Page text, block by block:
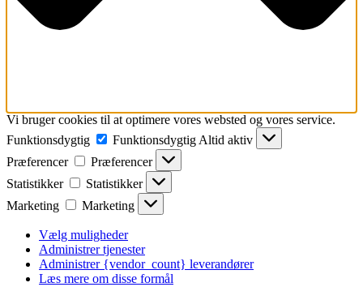
Vi bruger cookies til at optimere vores websted og vores service.
Funktionsdygtig
Funktionsdygtig Altid aktiv
Præferencer
Præferencer
Statistikker
Statistikker
Marketing
Marketing
Vælg muligheder
Administrer tjenester
Administrer {vendor_count} leverandører
Læs mere om disse formål